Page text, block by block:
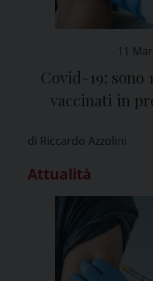
11
Covid-19: sono
vaccinati in
di Riccardo Azzolini
Attualità